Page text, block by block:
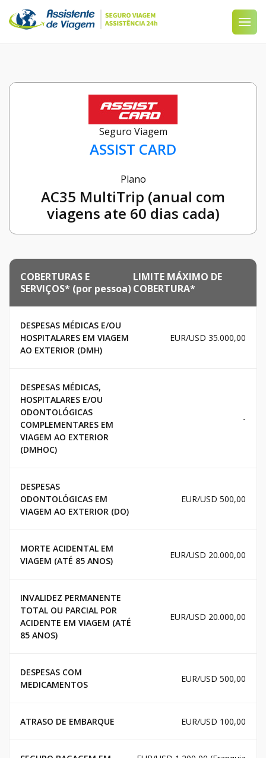
Seguro Viagem
ASSIST CARD
Plano
AC35 MultiTrip (anual com
viagens ate 60 dias cada)
COBERTURAS E
SERVIÇOS* (por pessoa)
LIMITE MÁXIMO DE
COBERTURA*
DESPESAS MÉDICAS E/OU
HOSPITALARES EM VIAGEM
AO EXTERIOR (DMH)
EUR/USD 35.000,00
DESPESAS MÉDICAS,
HOSPITALARES E/OU
ODONTOLÓGICAS
COMPLEMENTARES EM
VIAGEM AO EXTERIOR
(DMHOC)
-
DESPESAS
ODONTOLÓGICAS EM
VIAGEM AO EXTERIOR (DO)
EUR/USD 500,00
MORTE ACIDENTAL EM
VIAGEM (ATÉ 85 ANOS)
EUR/USD 20.000,00
INVALIDEZ PERMANENTE
TOTAL OU PARCIAL POR
ACIDENTE EM VIAGEM (ATÉ
85 ANOS)
EUR/USD 20.000,00
DESPESAS COM
MEDICAMENTOS
EUR/USD 500,00
ATRASO DE EMBARQUE EUR/USD 100,00